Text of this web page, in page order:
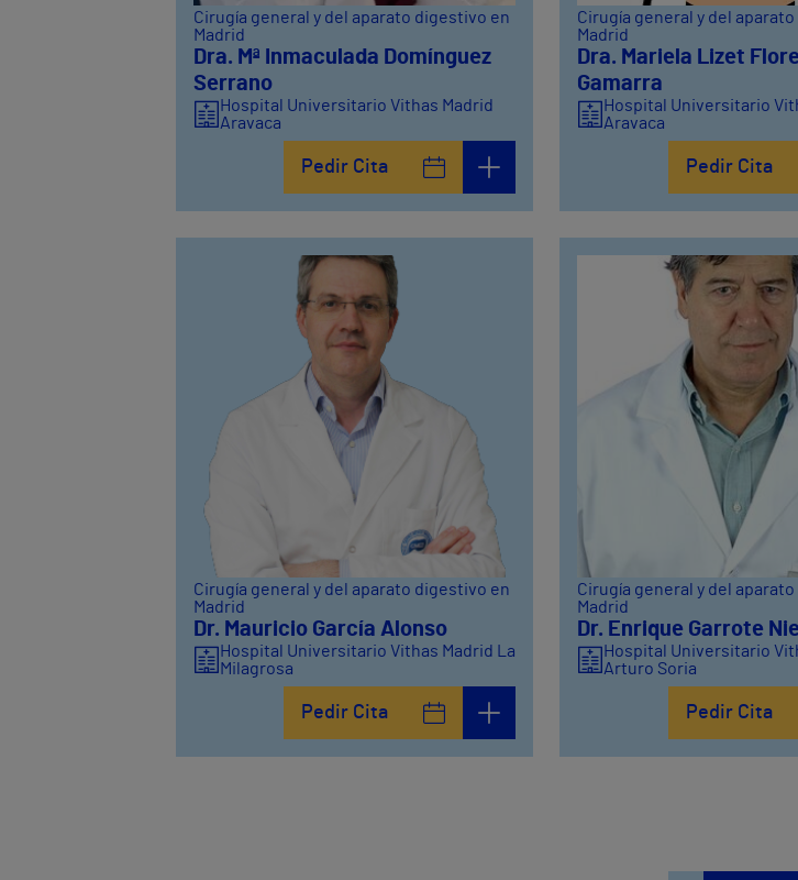
Cirugía general y del aparato digestivo en
Madrid
Dra. Mª Inmaculada Domínguez
Serrano
Hospital Universitario Vithas Madrid
Aravaca
Pedir Cita
Cirugía general y del
Madrid
Dra. Mariela Lizet
Gamarra
Hospital Universitario
Aravaca
Pedir Cita
Cirugía general y del aparato digestivo en
Madrid
Dr. Mauricio García Alonso
Hospital Universitario Vithas Madrid La
Milagrosa
Pedir Cita
Cirugía general y del
Madrid
Dr. Enrique Garrote
Hospital Universitario
Arturo Soria
Pedir Cita